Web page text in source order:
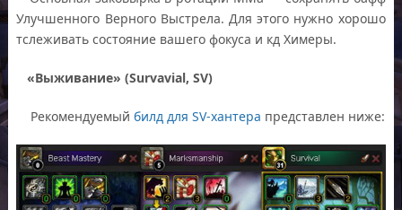
Улучшенного Верного Выстрела. Для этого нужно хорошо
тслеживать состояние вашего фокуса и кд Химеры.
«Выживание» (Survavial, SV)
Рекомендуемый билд для SV-хантера представлен ниже: